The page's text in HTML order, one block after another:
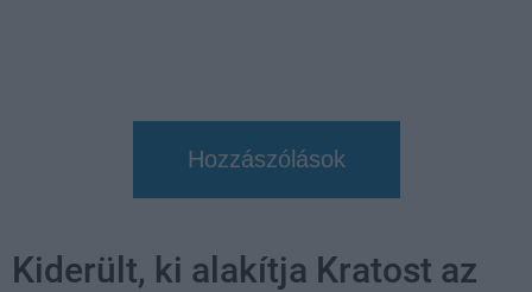
Hozzászólások
Kiderült, ki alakítja Kratost az